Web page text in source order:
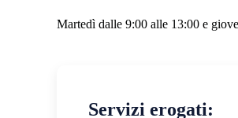
Martedì dalle 9:00 alle 13:00 e
Servizi erogati: